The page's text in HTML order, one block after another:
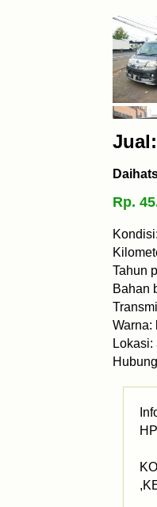
Rp.
Kondisi:
Tahun
Bahan
Warna:
Lokasi: